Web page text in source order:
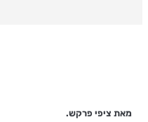
מאת ציפי פרקש.